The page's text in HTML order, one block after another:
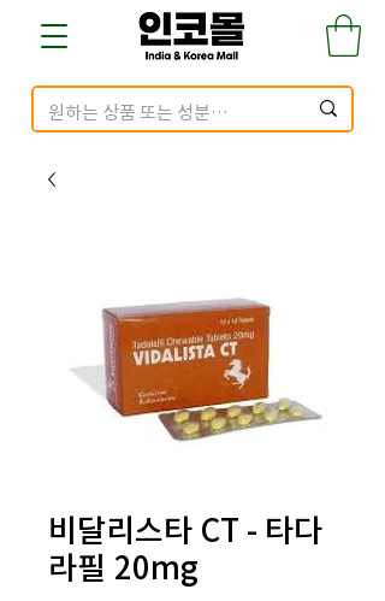
비달리스타 CT - 타다
라필 20mg